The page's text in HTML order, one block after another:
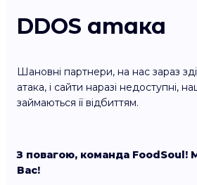
DDOS атака
Шановні партнери, на нас зараз
атака, і сайти наразі недоступні,
займаються її відбиттям.
З повагою, команда FoodSoul!
Вас!